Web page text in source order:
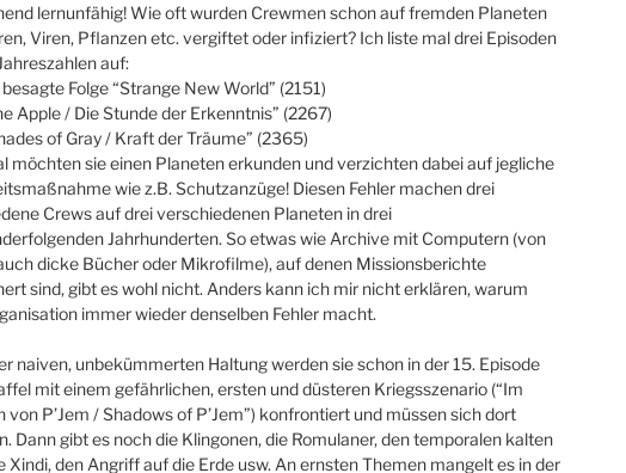
lernunfähig! Wie oft wurden Crewmen schon auf fremden Planeten
Viren, Pflanzen etc. vergiftet oder infiziert? Ich liste mal drei Episoden
auf:
besagte Folge “Strange New World” (2151)
Apple / Die Stunde der Erkenntnis” (2267)
of Gray / Kraft der Träume” (2365)
möchten sie einen Planeten erkunden und verzichten dabei auf jegliche
wie z.B. Schutzanzüge! Diesen Fehler machen drei
Crews auf drei verschiedenen Planeten in drei
Jahrhunderten. So etwas wie Archive mit Computern (von
dicke Bücher oder Mikrofilme), auf denen Missionsberichte
sind, gibt es wohl nicht. Anders kann ich mir nicht erklären, warum
immer wieder denselben Fehler macht.
naiven, unbekümmerten Haltung werden sie schon in der 15. Episode
mit einem gefährlichen, ersten und düsteren Kriegsszenario (“Im
von P’Jem / Shadows of P’Jem”) konfrontiert und müssen sich dort
Dann gibt es noch die Klingonen, die Romulaner, den temporalen kalten
Xindi, den Angriff auf die Erde usw. An ernsten Themen mangelt es in der